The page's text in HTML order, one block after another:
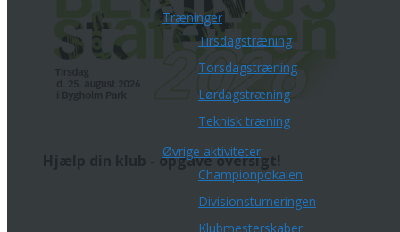
Træninger
Tirsdagstræning
Torsdagstræning
Lørdagstræning
Teknisk træning
Øvrige aktiviteter
Championpokalen
Divisionsturneringen
Klubmesterskaber
Hjælp din klub - opgave oversigt!